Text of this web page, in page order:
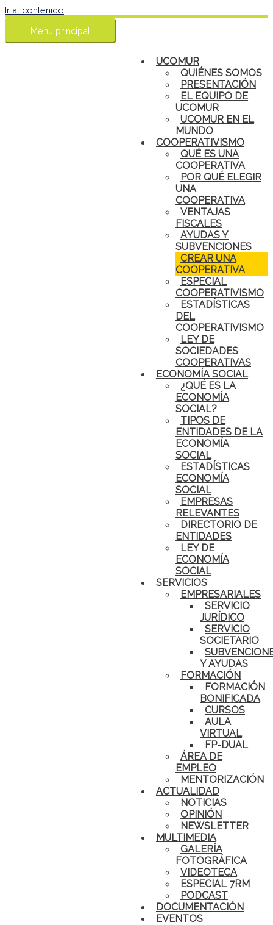
Ir al contenido
Menú principal
UCOMUR
QUIÉNES SOMOS
PRESENTACIÓN
EL EQUIPO DE
UCOMUR
UCOMUR EN EL
MUNDO
COOPERATIVISMO
QUÉ ES UNA
COOPERATIVA
POR QUÉ ELEGIR
UNA
COOPERATIVA
VENTAJAS
FISCALES
AYUDAS Y
SUBVENCIONES
CREAR UNA
COOPERATIVA
ESPECIAL
COOPERATIVISMO
ESTADÍSTICAS
DEL
COOPERATIVISMO
LEY DE
SOCIEDADES
COOPERATIVAS
ECONOMÍA SOCIAL
¿QUÉ ES LA
ECONOMÍA
SOCIAL?
TIPOS DE
ENTIDADES DE LA
ECONOMÍA
SOCIAL
ESTADÍSTICAS
ECONOMÍA
SOCIAL
EMPRESAS
RELEVANTES
DIRECTORIO DE
ENTIDADES
LEY DE
ECONOMÍA
SOCIAL
SERVICIOS
EMPRESARIALES
SERVICIO
JURÍDICO
SERVICIO
SOCIETARIO
Y AYUDAS
FORMACIÓN
FORMACIÓN
BONIFICADA
CURSOS
AULA
VIRTUAL
FP-DUAL
ÁREA DE
EMPLEO
MENTORIZACIÓN
ACTUALIDAD
NOTICIAS
OPINIÓN
NEWSLETTER
MULTIMEDIA
GALERÍA
FOTOGRÁFICA
VIDEOTECA
ESPECIAL 7RM
PODCAST
DOCUMENTACIÓN
EVENTOS